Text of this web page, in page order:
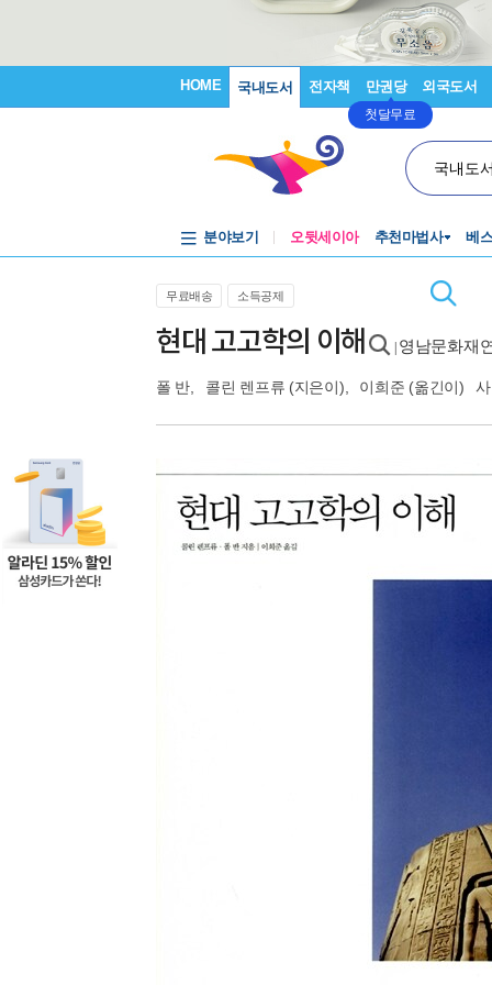
HOME 국내도서 전자책 만권당
첫달무료
외국도서
국내도
분야보기 오뒷세이아 추천마법사 베
무료배송 소득공제
현대 고고학의 이해 영남문화재
폴 반 콜린 렌프류 (지은이), 이희준 (옮긴이)